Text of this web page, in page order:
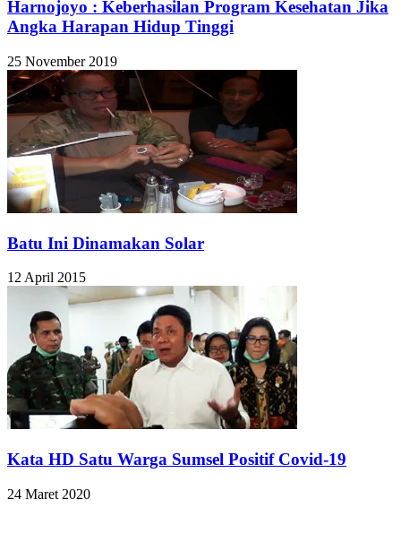
Harnojoyo : Keberhasilan Program Kesehatan Jika
Angka Harapan Hidup Tinggi
25 November 2019
Batu Ini Dinamakan Solar
12 April 2015
Kata HD Satu Warga Sumsel Positif Covid-19
24 Maret 2020